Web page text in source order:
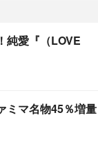
純愛『（LOVE
ミマ名物45％増量